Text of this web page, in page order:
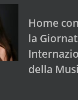
Home
la
della